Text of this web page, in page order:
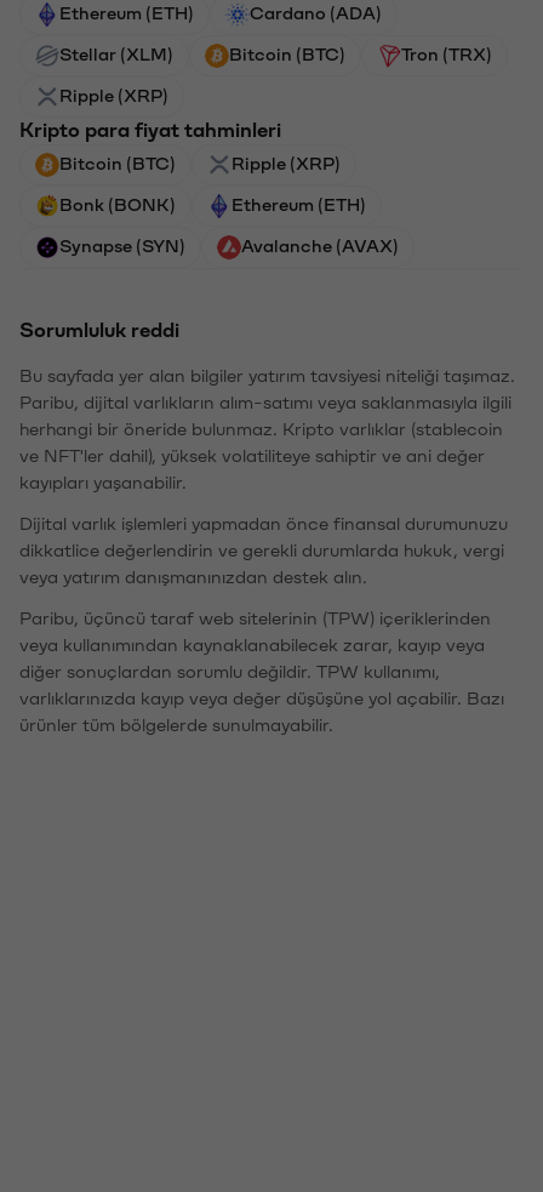
Ethereum (ETH) Cardano (ADA)
Stellar (XLM) Bitcoin (BTC) Tron (TRX)
Ripple (XRP)
Kripto para fiyat tahminleri
Bitcoin (BTC) Ripple (XRP)
Bonk (BONK) Ethereum (ETH)
Synapse (SYN) Avalanche (AVAX)
Sorumluluk reddi
Bu sayfada yer alan bilgiler yatırım tavsiyesi niteliği taşımaz.
Paribu, dijital varlıkların alım-satımı veya saklanmasıyla ilgili
herhangi bir öneride bulunmaz. Kripto varlıklar (stablecoin
ve NFT'ler dahil), yüksek volatiliteye sahiptir ve ani değer
kayıpları yaşanabilir.
Dijital varlık işlemleri yapmadan önce finansal durumunuzu
dikkatlice değerlendirin ve gerekli durumlarda hukuk, vergi
veya yatırım danışmanınızdan destek alın.
Paribu, üçüncü taraf web sitelerinin (TPW) içeriklerinden
veya kullanımından kaynaklanabilecek zarar, kayıp veya
diğer sonuçlardan sorumlu değildir. TPW kullanımı,
varlıklarınızda kayıp veya değer düşüşüne yol açabilir. Bazı
ürünler tüm bölgelerde sunulmayabilir.